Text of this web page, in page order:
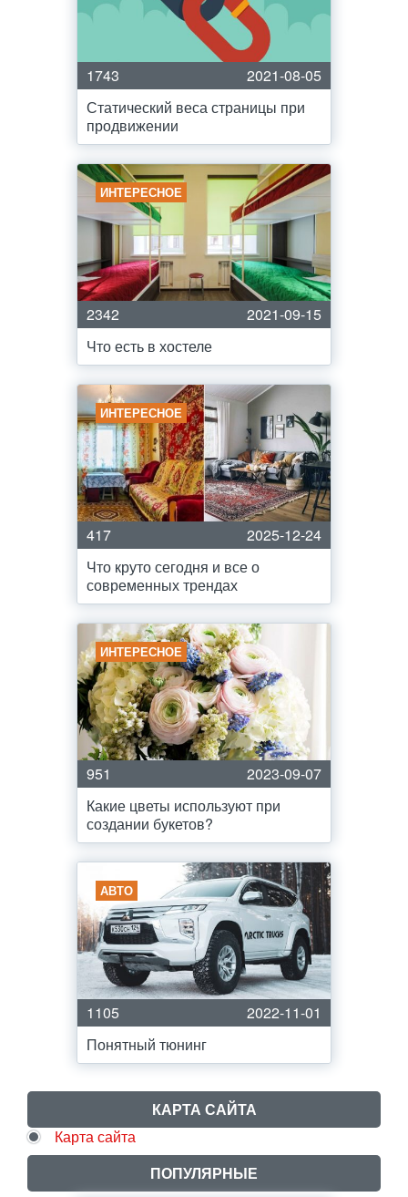
1743
2021-08-05
Статический веса страницы при
продвижении
ИНТЕРЕСНОЕ
2342
2021-09-15
Что есть в хостеле
ИНТЕРЕСНОЕ
417
2025-12-24
Что круто сегодня и все о
современных трендах
ИНТЕРЕСНОЕ
951
2023-09-07
Какие цветы используют при
создании букетов?
АВТО
1105
2022-11-01
Понятный тюнинг
КАРТА САЙТА
Карта сайта
ПОПУЛЯРНЫЕ